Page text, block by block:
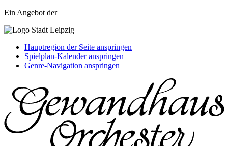
Ein Angebot der
Hauptregion der Seite anspringen
Spielplan-Kalender anspringen
Genre-Navigation anspringen